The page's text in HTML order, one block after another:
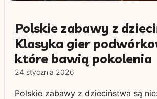
Polskie zabawy z
Klasyka gier
które bawią pokolenia
24 stycznia 2026
Polskie zabawy z dzieciństwa są